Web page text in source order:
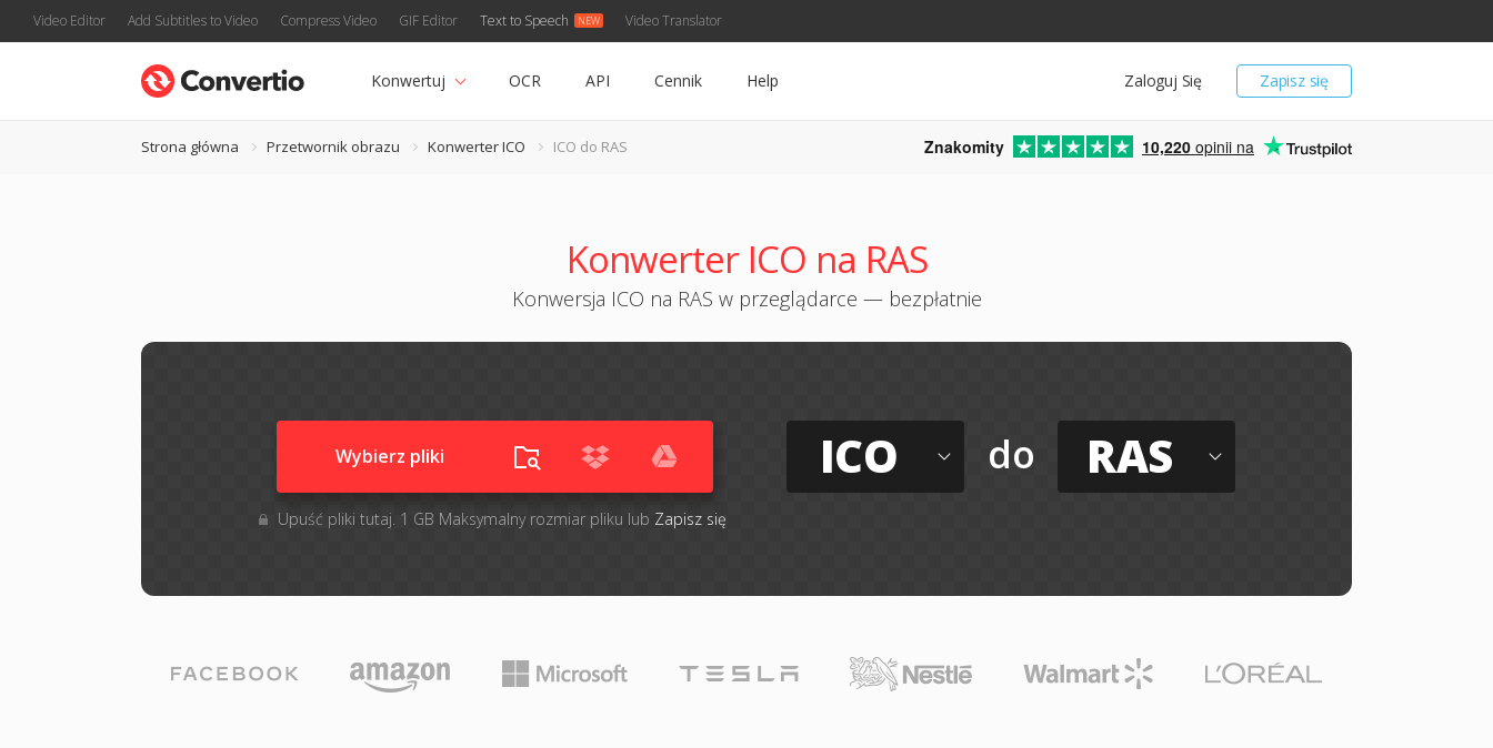
Video Editor Add Subtitles to Video Compress Video GIF Editor Text to Speech Video Translator
Zapisz się
Zaloguj Się
Konwertuj OCR API Cennik Help
Strona główna Przetwornik obrazu Konwerter ICO ICO do RAS Znakomity 10,220 opinii na
Konwerter ICO na RAS
Konwersja ICO na RAS w przeglądarce — bezpłatnie
Wybierz pliki
Upuść pliki tutaj. 1 GB Maksymalny rozmiar pliku lub Zapisz się
ICO do RAS